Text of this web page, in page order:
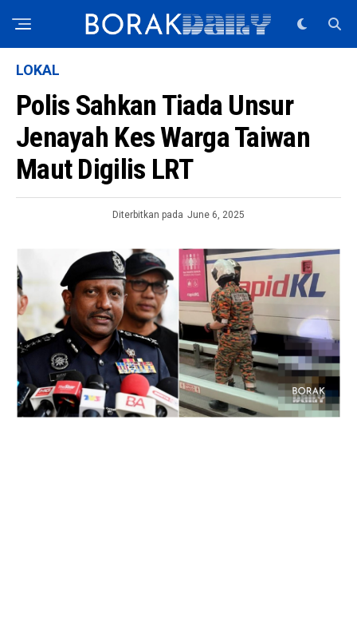
LOKAL
Polis Sahkan Tiada Unsur
Jenayah Kes Warga Taiwan
Maut Digilis LRT
Diterbitkan pada June 6, 2025